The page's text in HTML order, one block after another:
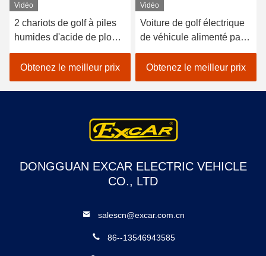
Vidéo
2 chariots de golf à piles
humides d'acide de plomb
de sièges/golf avec des
erreurs électrique de
voiture
Obtenez le meilleur prix
Vidéo
Voiture de golf électrique
de véhicule alimenté par
batterie au lithium 48V
EXCAR A1S6 + 2 blanc
Obtenez le meilleur prix
DONGGUAN EXCAR ELECTRIC VEHICLE
CO., LTD
salescn@excar.com.cn
86--13546943585